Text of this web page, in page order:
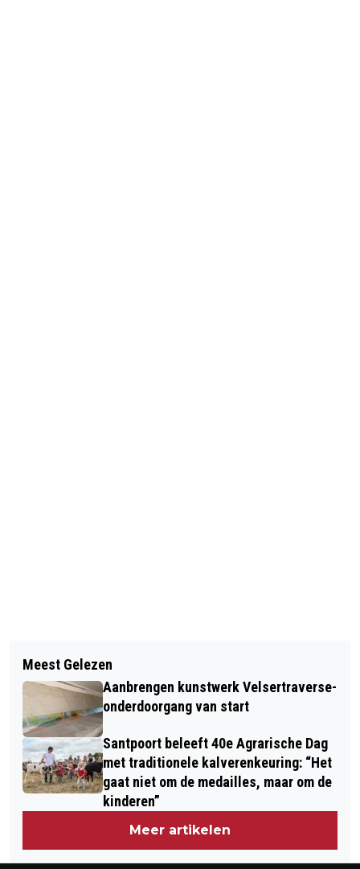
PRESENTATIE VAN DE NIEUWE ROETZ
BIJ BIBLIOTHEEK IJMOND NOORD
REÜNIE HEILIG HARTSCHOOL
BEVERWIJK
Meest Gelezen
Aanbrengen kunstwerk Velsertraverse-
onderdoorgang van start
Santpoort beleeft 40e Agrarische Dag
met traditionele kalverenkeuring: “Het
gaat niet om de medailles, maar om de
kinderen”
Meer artikelen